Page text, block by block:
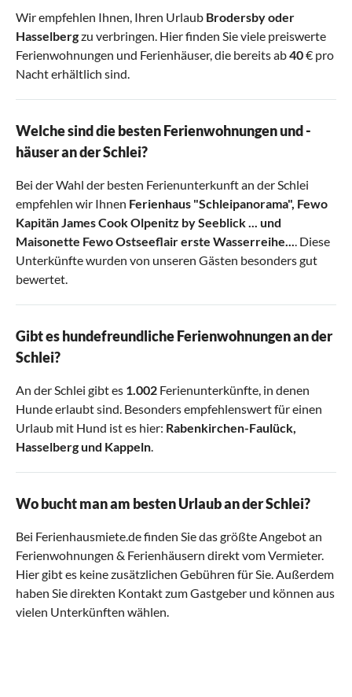
Wir empfehlen Ihnen, Ihren Urlaub Brodersbyoder
Hasselbergzu verbringen. Hier finden Sie viele preiswerte
Ferienwohnungen und Ferienhäuser, die bereits ab40€ pro
Nacht erhältlich sind.
Welche sind die besten Ferienwohnungen und -
häuser an der Schlei?
Bei der Wahl der besten Ferienunterkunft an der Schlei
empfehlen wir Ihnen Ferienhaus "Schleipanorama", Fewo
Kapitän James Cook Olpenitz by Seeblick ... und
Maisonette Fewo Ostseeflair erste Wasserreihe.... Diese
Unterkünfte wurden von unseren Gästen besonders gut
bewertet.
Gibt es hundefreundliche Ferienwohnungen an der
Schlei?
An der Schlei gibt es 1.002 Ferienunterkünfte, in denen
Hunde erlaubt sind. Besonders empfehlenswert für einen
Urlaub mit Hund ist es hier: Rabenkirchen-Faulück,
Hasselbergund Kappeln.
Wo bucht man am besten Urlaub an der Schlei?
Bei Ferienhausmiete.de finden Sie das größte Angebot an
Ferienwohnungen & Ferienhäusern direkt vom Vermieter.
Hier gibt es keine zusätzlichen Gebühren für Sie. Außerdem
haben Sie direkten Kontakt zum Gastgeber und können aus
vielen Unterkünften wählen.